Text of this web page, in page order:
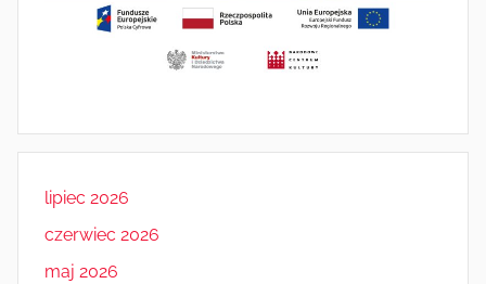
lipiec 2026
czerwiec 2026
maj 2026